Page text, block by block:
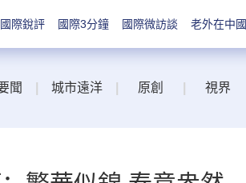
國際銳評 國際3分鐘 國際微訪談 老外在中國
聞 城市遠洋 原創 視界